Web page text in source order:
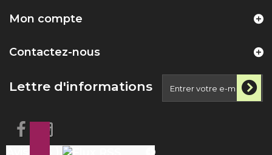
Mon compte
Contactez-nous
Lettre d'informations